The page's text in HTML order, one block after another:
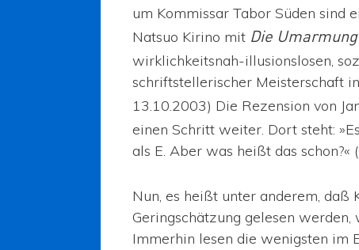
um Kommissar Tabor Süden sind
Natsuo Kirino mit Die
wirklichkeitsnah-illusionslosen,
schriftstellerischer Meisterschaft
13.10.2003) Die Rezension von
einen Schritt weiter. Dort steht:
als E. Aber was heißt das schon?«
Nun, es heißt unter anderem,
Geringschätzung gelesen
Immerhin lesen die wenigsten im